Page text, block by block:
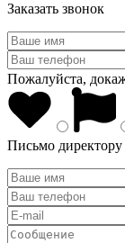
Заказать звонок
Пожалуйста,
Письмо директору